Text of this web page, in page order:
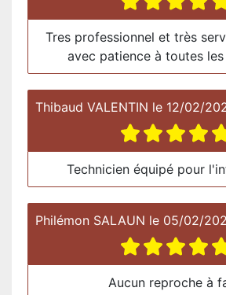
Tres professionnel et très
avec patience à toutes
Thibaud VALENTIN le 12/02/
Technicien équipé pour
Philémon SALAUN le 05/02/
Aucun reproche à